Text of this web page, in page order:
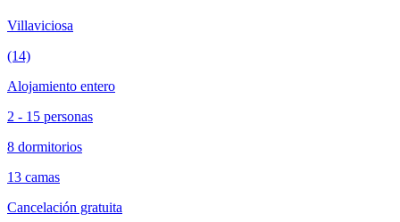
Villaviciosa
(14)
Alojamiento entero
2 - 15 personas
8 dormitorios
13 camas
Cancelación gratuita